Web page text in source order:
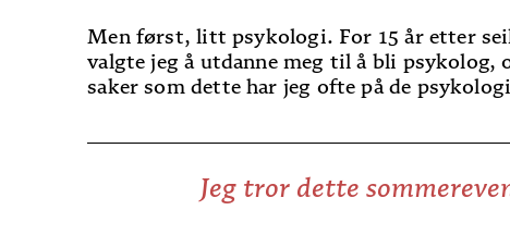
Men først, litt psykologi. For 15 år etter
valgte jeg å utdanne meg til å bli psykolog,
saker som dette har jeg ofte på de
Jeg tror dette